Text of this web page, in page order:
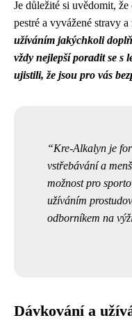
Je důležité si uvědomit,
pestré a vyvážené stravy
užíváním jakýchkoli
vždy nejlepší poradit se s
ujistili, že jsou pro vás
Kre-Alkalyn je
vstřebávání a
možnost pro
užíváním
odborníkem na
Dávkování a